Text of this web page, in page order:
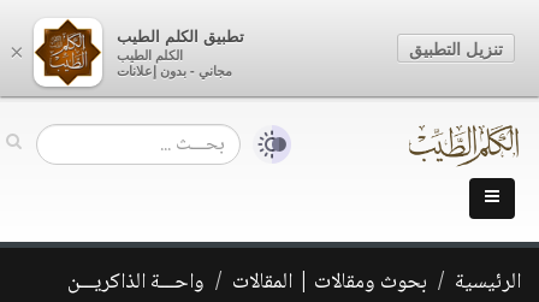
الرئيسية بحوث ومقالات | المقالات
واحـــة الذاكريـــن
×
تطبيق الكلم الطيب
الكلم الطيب
مجاني - بدون إعلانات
تنزيل التطبيق